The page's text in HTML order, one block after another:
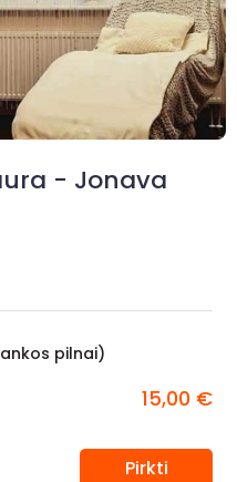
- Jonava
pilnai)
15,00 €
Pirkti